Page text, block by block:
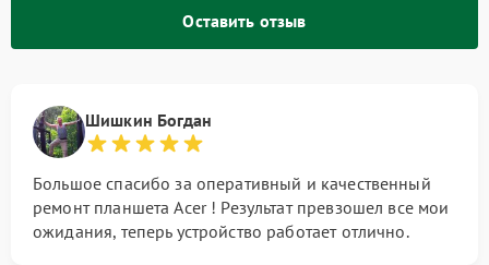
Оставить отзыв
Шишкин Богдан
Большое спасибо за оперативный и качественный
ремонт планшета Acer ! Результат превзошел все мои
ожидания, теперь устройство работает отлично.